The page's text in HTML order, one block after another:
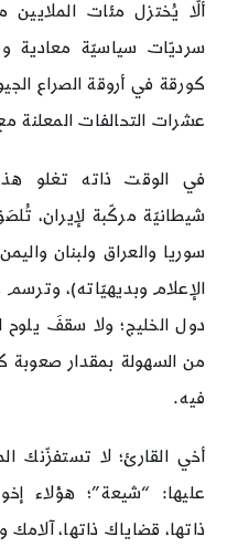
ألّا يُختزل مئات الملايين
سرديّات سياسيّة معادية
كورقة في أروقة الصراع
عشرات التحالفات المعلنة
في الوقت ذاته تغلو
شيطانيّة مركّبة لإيران،
سوريا والعراق ولبنان
الإعلام وبديهيّاته)،
دول الخليج؛ ولا سقفَ يلوح
من السهولة بمقدار صعوبة
فيه.
أخي القارئ؛ لا تستفزّنك
عليها: “شيعة”؛ هؤلاء
ذاتها، قضاياك ذاتها، آلامك